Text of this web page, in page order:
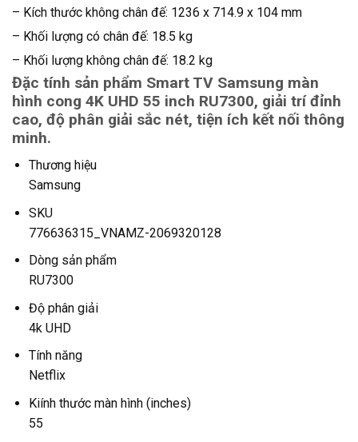
– Kích thước không chân đế: 1236 x 714.9 x 104 mm
– Khối lượng có chân đế: 18.5 kg
– Khối lượng không chân đế: 18.2 kg
Đặc tính sản phẩm Smart TV Samsung màn
hình cong 4K UHD 55 inch RU7300, giải trí đỉnh
cao, độ phân giải sắc nét, tiện ích kết nối thông
minh.
Thương hiệu
Samsung
SKU
776636315_VNAMZ-2069320128
Dòng sản phẩm
RU7300
Độ phân giải
4k UHD
Tính năng
Netflix
Kiính thước màn hình (inches)
55